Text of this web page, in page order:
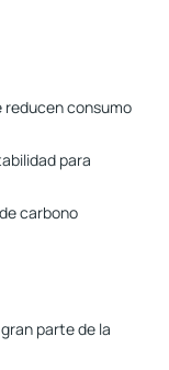
reducen consumo
para
carbono
parte de la